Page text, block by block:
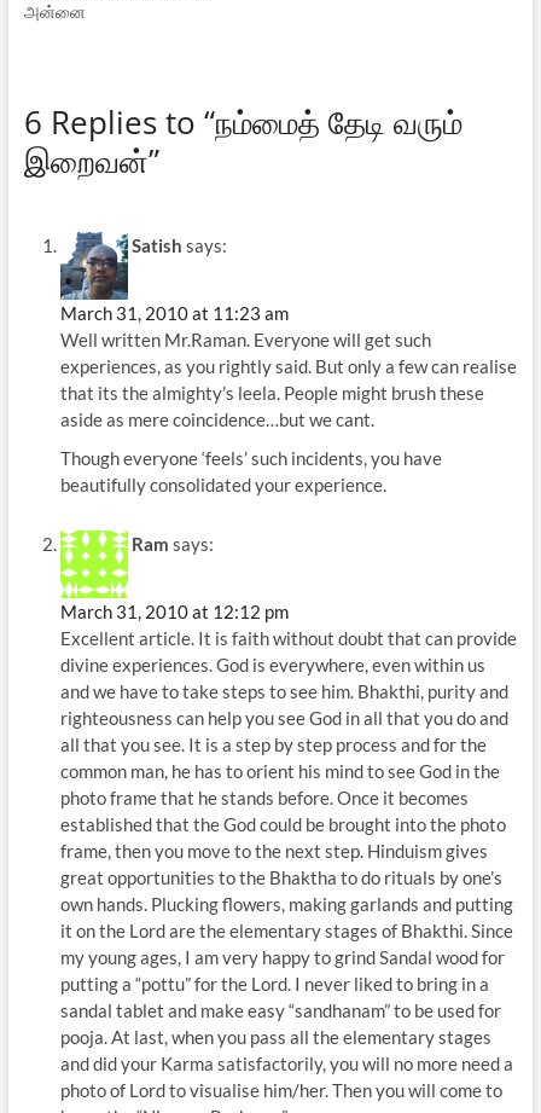
அன்னை
6 Replies to “நம்மைத் தேடி வரும்
இறைவன்”
Satish says:
March 31, 2010 at 11:23 am
Well written Mr.Raman. Everyone will get such
experiences, as you rightly said. But only a few can realise
that its the almighty’s leela. People might brush these
aside as mere coincidence…but we cant.
Though everyone ‘feels’ such incidents, you have
beautifully consolidated your experience.
Ram says:
March 31, 2010 at 12:12 pm
Excellent article. It is faith without doubt that can provide
divine experiences. God is everywhere, even within us
and we have to take steps to see him. Bhakthi, purity and
righteousness can help you see God in all that you do and
all that you see. It is a step by step process and for the
common man, he has to orient his mind to see God in the
photo frame that he stands before. Once it becomes
established that the God could be brought into the photo
frame, then you move to the next step. Hinduism gives
great opportunities to the Bhaktha to do rituals by one’s
own hands. Plucking flowers, making garlands and putting
it on the Lord are the elementary stages of Bhakthi. Since
my young ages, I am very happy to grind Sandal wood for
putting a “pottu” for the Lord. I never liked to bring in a
sandal tablet and make easy “sandhanam” to be used for
pooja. At last, when you pass all the elementary stages
and did your Karma satisfactorily, you will no more need a
photo of Lord to visualise him/her. Then you will come to